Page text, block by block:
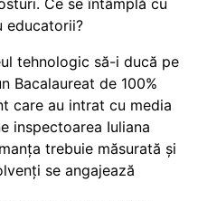
Ce se întâmplă cu
educatorii?
tehnologic să-i ducă pe
Bacalaureat de 100%
care au intrat cu media
inspectoarea Iuliana
trebuie măsurată și
se angajează